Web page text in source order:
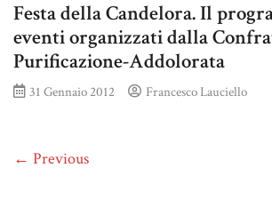
Festa della Candelora. Il
eventi organizzati dalla
Purificazione-Addolorata
31 Gennaio 2012 Francesco Lauciello
← Previous